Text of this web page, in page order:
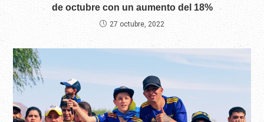
de octubre con un aumento del 18%
27 octubre, 2022